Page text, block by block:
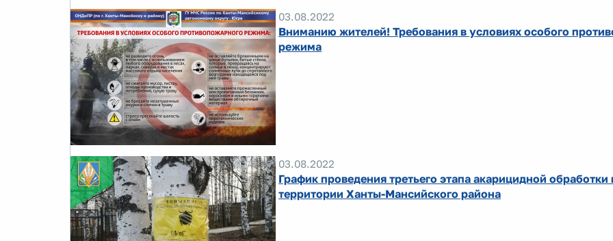
03.08.2022
Вниманию жителей! Требования в условиях особого
режима
03.08.2022
График проведения третьего этапа акарицидной обработки
территории Ханты-Мансийского района